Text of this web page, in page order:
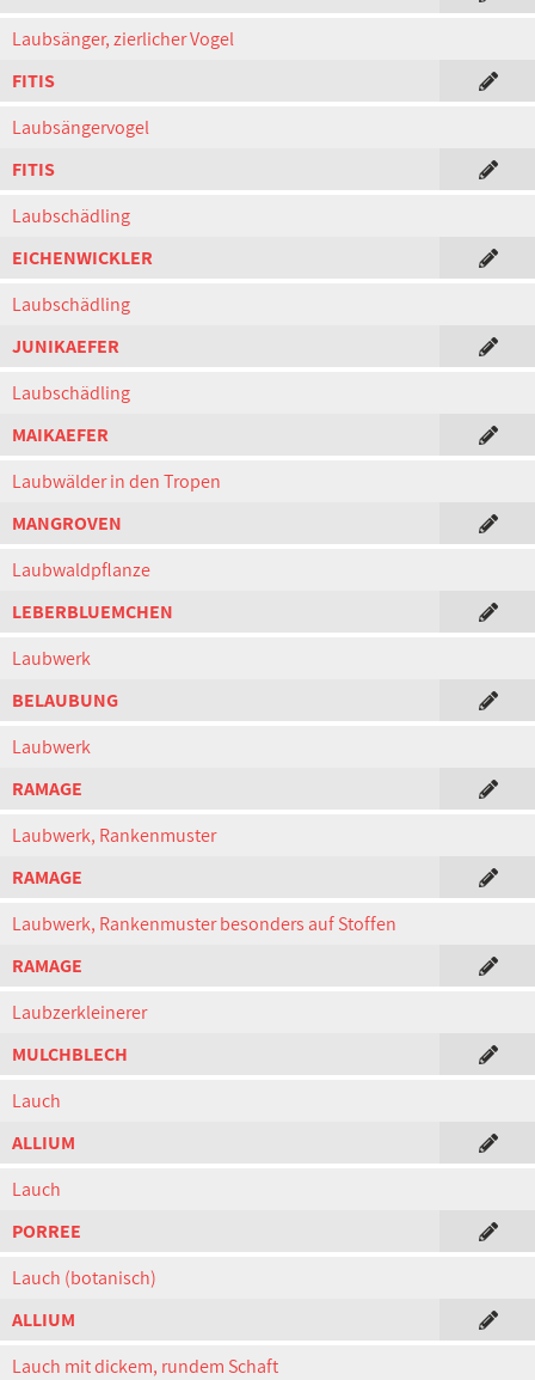
Laubsänger, zierlicher Vogel
FITIS
Laubsängervogel
FITIS
Laubschädling
EICHENWICKLER
Laubschädling
JUNIKAEFER
Laubschädling
MAIKAEFER
Laubwälder in den Tropen
MANGROVEN
Laubwaldpflanze
LEBERBLUEMCHEN
Laubwerk
BELAUBUNG
Laubwerk
RAMAGE
Laubwerk, Rankenmuster
RAMAGE
Laubwerk, Rankenmuster besonders auf Stoffen
RAMAGE
Laubzerkleinerer
MULCHBLECH
Lauch
ALLIUM
Lauch
PORREE
Lauch (botanisch)
ALLIUM
Lauch mit dickem, rundem Schaft